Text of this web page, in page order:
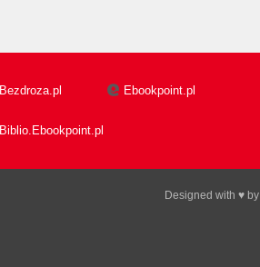
Bezdroza.pl Ebookpoint.pl
Biblio.Ebookpoint.pl
Designed with ♥ by